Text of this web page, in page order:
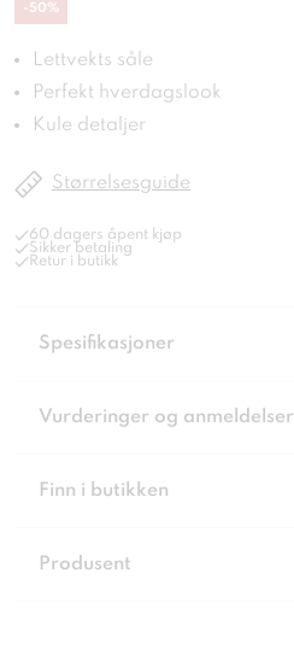
-50%
Lettvekts såle
Perfekt hverdagslook
Kule detaljer
Størrelsesguide
60 dagers åpent kjøp
Sikker betaling
Retur i butikk
Spesifikasjoner
Vurderinger og anmeldelser
Finn i butikken
Produsent